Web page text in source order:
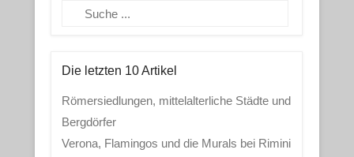
Search
Die letzten 10 Artikel
Römersiedlungen, mittelalterliche Städte und
Bergdörfer
Verona, Flamingos und die Murals bei Rimini